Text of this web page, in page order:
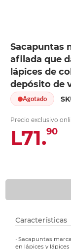
Sacapuntas
afilada que
lápices de
depósito de
Agotado
Precio exclusivo
L71.90
Características
• Sacapuntas
en lápices y